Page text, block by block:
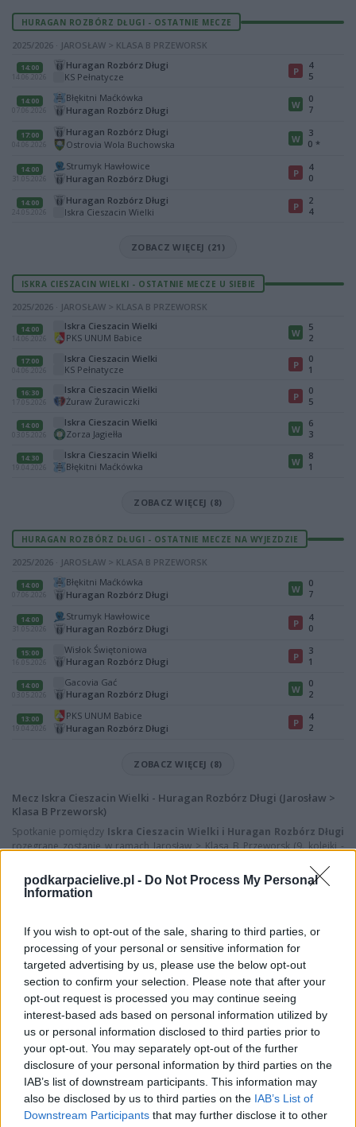
podkarpacielive.pl - Do Not Process My Personal
Information
If you wish to opt-out of the sale, sharing to third parties, or
processing of your personal or sensitive information for
targeted advertising by us, please use the below opt-out
section to confirm your selection. Please note that after your
opt-out request is processed you may continue seeing
interest-based ads based on personal information utilized by
us or personal information disclosed to third parties prior to
your opt-out. You may separately opt-out of the further
disclosure of your personal information by third parties on the
IAB’s list of downstream participants. This information may
also be disclosed by us to third parties on the IAB’s List of
Downstream Participants that may further disclose it to other
HURAGAN ROZBÓRZ DŁUGI - OSTATNIE MECZE
2025/2026 · JAROSŁAW > KLASA B PRZEWORSK
14:00
14.06.2026
Huragan Rozbórz Długi
KS Pełnatycze
P
4
5
14:00
07.06.2026
Błękitni Maćkówka
Huragan Rozbórz Długi
W
0
7
17:00
04.06.2026
Huragan Rozbórz Długi
Ostrovia Wola Buchowska
W
3
0 *
14:00
31.05.2026
Strumyk Hawłowice
Huragan Rozbórz Długi
P
4
0
14:00
24.05.2026
Huragan Rozbórz Długi
Iskra Cieszacin Wielki
P
2
4
ZOBACZ WIĘCEJ (21)
ISKRA CIESZACIN WIELKI - OSTATNIE MECZE U SIEBIE
2025/2026 · JAROSŁAW > KLASA B PRZEWORSK
14:00
14.06.2026
Iskra Cieszacin Wielki
PKS UNUM Babice
W
5
2
17:00
04.06.2026
Iskra Cieszacin Wielki
KS Pełnatycze
P
0
1
16:30
17.05.2026
Iskra Cieszacin Wielki
Żuraw Żurawiczki
P
0
5
14:00
03.05.2026
Iskra Cieszacin Wielki
Zorza Jagiełła
W
6
3
14:30
19.04.2026
Iskra Cieszacin Wielki
Błękitni Maćkówka
W
8
1
ZOBACZ WIĘCEJ (8)
HURAGAN ROZBÓRZ DŁUGI - OSTATNIE MECZE NA WYJEZDZIE
2025/2026 · JAROSŁAW > KLASA B PRZEWORSK
14:00
07.06.2026
Błękitni Maćkówka
Huragan Rozbórz Długi
W
0
7
14:00
31.05.2026
Strumyk Hawłowice
Huragan Rozbórz Długi
P
4
0
15:00
16.05.2026
Wisłok Świętoniowa
Huragan Rozbórz Długi
P
3
1
14:00
03.05.2026
Gacovia Gać
Huragan Rozbórz Długi
W
0
2
13:00
19.04.2026
PKS UNUM Babice
Huragan Rozbórz Długi
P
4
2
ZOBACZ WIĘCEJ (8)
Mecz Iskra Cieszacin Wielki - Huragan Rozbórz Długi (Jarosław >
Klasa B Przeworsk)
Spotkanie pomiędzy Iskra Cieszacin Wielki i Huragan Rozbórz Długi
rozegrane zostanie w ramach Jarosław > Klasa B Przeworsk (9. kolejki -
Na stroniePodkarpacieLive.pl znajdzieszwynik meczu, strzelców
bramek, kartki, składy, statystyki i informacje o przebiegu
lokalnej piłki nożnej. Jeżeli aktualnie nie widzisz tutaj danych z pewnością
pracujemy nad tym żeby je uzupełnić.
Wynik meczu Iskra Cieszacin Wielki vs Huragan Rozbórz Długi
Po zakończeniu spotkania automatycznie publikujemyoficjalny wynik
spotkania , a także dane meczowe, jeśli są dostępne.
Pełny harmonogram rozgrywek dostępny jest tutaj:Jarosław > Klasa B
Przeworsk - terminarz.
Informacje o składach i strzelcach
W miarę dostępności danych, publikujemyskłady wyjściowe,
rezerwowych, zmiany oraz listę strzelców bramek. Informacje te
aktualizujemy zależnie od poziomu ligi i dostępnych źródeł.